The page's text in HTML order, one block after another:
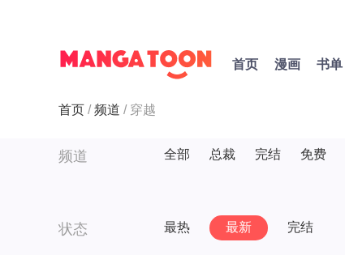
首页 漫画 书单
首页 频道 穿越
频道 全部 总裁 完结 免费
状态 最热 最新 完结